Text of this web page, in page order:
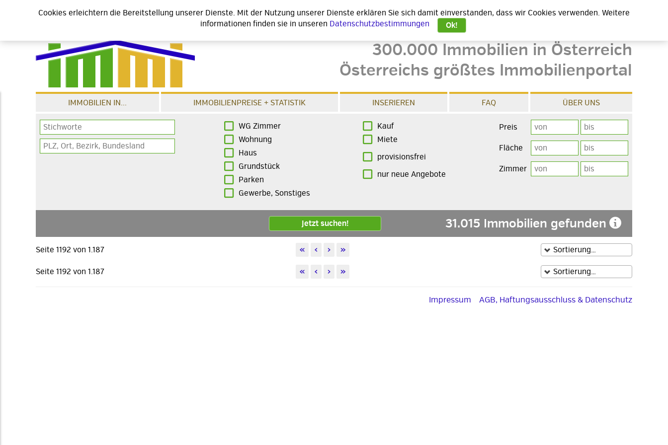
300.000 Immobilien in Österreich
Österreichs größtes Immobilienportal
IMMOBILIEN IN... IMMOBILIENPREISE + STATISTIK INSERIEREN FAQ ÜBER UNS
WG Zimmer
Wohnung
Haus
Grundstück
Parken
Gewerbe, Sonstiges
Kauf
Miete
provisionsfrei
nur neue Angebote
Preis
Fläche
Zimmer
Jetzt suchen! 31.015 Immobilien gefunden
Seite 1192 von 1.187 « ‹ › »
Seite 1192 von 1.187 « ‹ › »
Impressum AGB, Haftungsausschluss & Datenschutz
Cookies erleichtern die Bereitstellung unserer Dienste. Mit der Nutzung unserer Dienste erklären Sie sich damit einverstanden, dass wir Cookies verwenden. Weitere
informationen finden sie in unseren Datenschutzbestimmungen Ok!